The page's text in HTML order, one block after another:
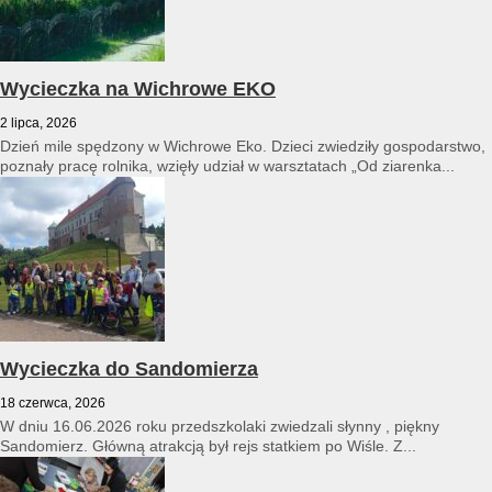
Wycieczka na Wichrowe EKO
2 lipca, 2026
Dzień mile spędzony w Wichrowe Eko. Dzieci zwiedziły gospodarstwo,
poznały pracę rolnika, wzięły udział w warsztatach „Od ziarenka...
Wycieczka do Sandomierza
18 czerwca, 2026
W dniu 16.06.2026 roku przedszkolaki zwiedzali słynny , piękny
Sandomierz. Główną atrakcją był rejs statkiem po Wiśle. Z...